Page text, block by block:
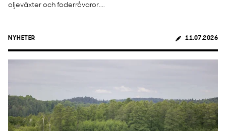
oljeväxter och foderråvaror....
NYHETER 11.07.2026